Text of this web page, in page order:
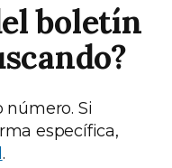
boletín
número. Si
específica,
.